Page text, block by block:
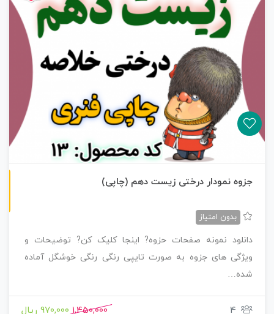
جزوه نمودار درختی زیست دهم (چاپی)
بدون امتیاز
دانلود نمونه صفحات حزوه? اینجا کلیک کن? توضیحات و
ویژگی های جزوه به صورت تایپی رنگی رنگی خوشگل آماده
شده…
4
1,450,000 970,000 ریال